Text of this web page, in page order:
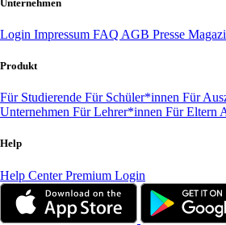
Unternehmen
Login Impressum FAQ AGB Presse
Produkt
Für Studierende Für Schüler*innen Für
Unternehmen Für Lehrer*innen Für Eltern
Help
Help CenterPremium Login